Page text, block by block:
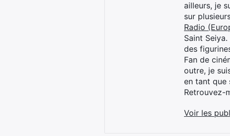
ailleurs, je
sur
Radio
Saint
des
Fan de
outre, je
en tant que
Retrouvez-
Voir les